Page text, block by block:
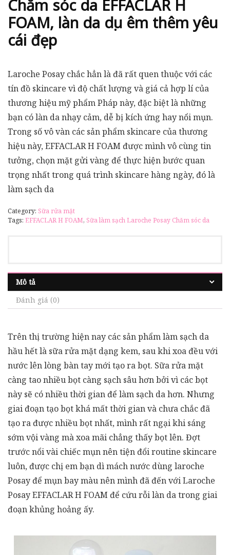
Chăm sóc da EFFACLAR H
FOAM, làn da dịu êm thêm yêu
cái đẹp
Laroche Posay chắc hẳn là đã rất quen thuộc với các
tín đồ skincare vì độ chất lượng và giá cả hợp lí của
thương hiệu mỹ phẩm Pháp này, đặc biệt là những
bạn có làn da nhạy cảm, dễ bị kích ứng hay nổi mụn.
Trong số vô vàn các sản phẩm skincare của thương
hiệu này, EFFACLAR H FOAM được mình vô cùng tin
tưởng, chọn mặt gửi vàng để thực hiện bước quan
trọng nhất trong quá trình skincare hàng ngày, đó là
làm sạch da
Category: Sữa rửa mặt
Tags: EFFACLAR H FOAM, Sữa làm sạch Laroche Posay Chăm sóc da
Mô tả
Đánh giá (0)
Trên thị trường hiện nay các sản phẩm làm sạch da
hầu hết là sữa rửa mặt dạng kem, sau khi xoa đều với
nước lên lòng bàn tay mới tạo ra bọt. Sữa rửa mặt
càng tao nhiều bọt càng sạch sâu hơn bởi vì các bọt
này sẽ có nhiều thời gian để làm sạch da hơn. Nhưng
giai đoạn tạo bọt khá mất thời gian và chưa chắc đã
tạo ra được nhiều bọt nhất, mình rất ngại khi sáng
sớm vội vàng mà xoa mãi chẳng thấy bọt lên. Đợt
trước nổi vài chiếc mụn nên tiện đổi routine skincare
luôn, được chị em bạn dì mách nước dùng laroche
Posay để mụn bay màu nên mình đã đến với Laroche
Posay EFFACLAR H FOAM để cứu rỗi làn da trong giai
đoạn khủng hoảng ấy.